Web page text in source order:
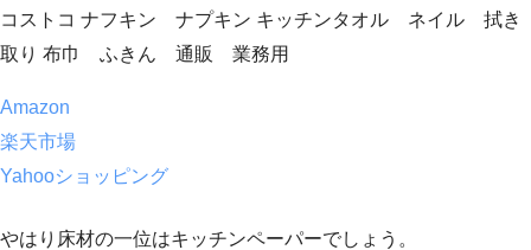
コストコ ナフキン ナプキン キッチンタオル ネイル 拭き
取り 布巾 ふきん 通販 業務用
Amazon
楽天市場
Yahooショッピング
やはり床材の一位はキッチンペーパーでしょう。